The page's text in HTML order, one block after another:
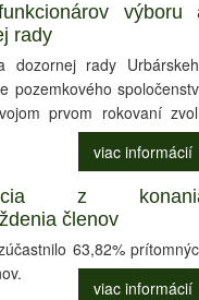
výboru
rady
dozornej rady
pozemkového
prvom rokovaní
viac informácií
z
členov
63,82%
viac informácií